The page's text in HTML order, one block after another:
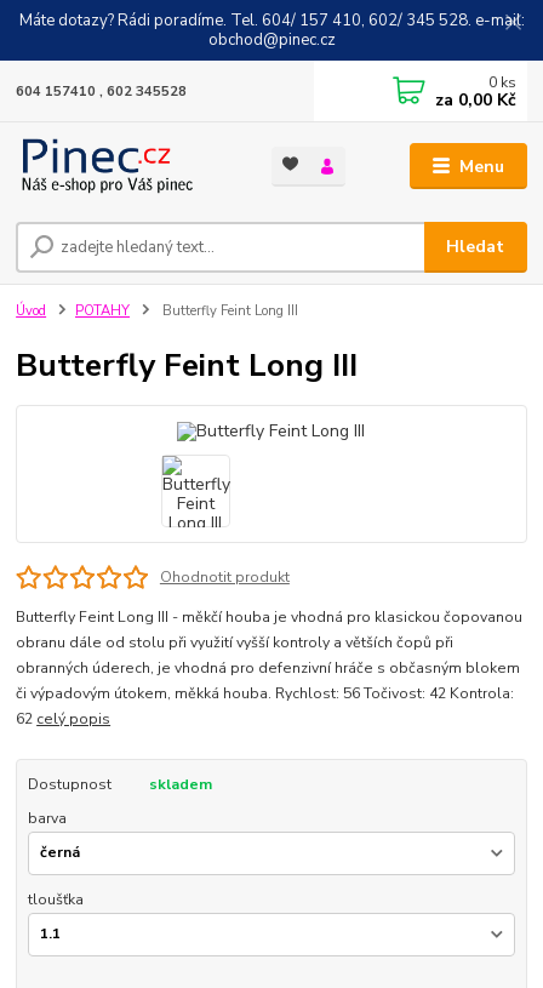
Máte dotazy? Rádi poradíme. Tel. 604/ 157 410, 602/ 345 528. e-mail:
obchod@pinec.cz
Menu
Hledat
604 157410 , 602 345528 0 ks
za 0,00 Kč
Úvod POTAHY Butterfly Feint Long III
Butterfly Feint Long III
Ohodnotit produkt
Butterfly Feint Long III - měkčí houba je vhodná pro klasickou čopovanou
obranu dále od stolu při využití vyšší kontroly a větších čopů při
obranných úderech, je vhodná pro defenzivní hráče s občasným blokem
či výpadovým útokem, měkká houba. Rychlost: 56 Točivost: 42 Kontrola:
62 celý popis
Dostupnost
skladem
barva
tloušťka